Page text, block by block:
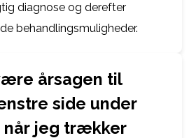
diagnose og derefter
behandlingsmuligheder.
årsagen til
side under
når jeg trækker